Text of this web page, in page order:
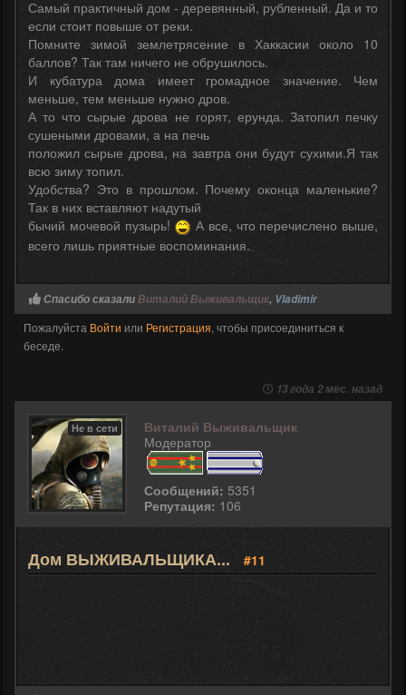
Самый практичный дом - деревянный, рубленный. Да и то
если стоит повыше от реки.
Помните зимой землетрясение в Хаккасии около 10
баллов? Так там ничего не обрушилось.
И кубатура дома имеет громадное значение. Чем
меньше, тем меньше нужно дров.
А то что сырые дрова не горят, ерунда. Затопил печку
сушеными дровами, а на печь
положил сырые дрова, на завтра они будут сухими.Я так
всю зиму топил.
Удобства? Это в прошлом. Почему оконца маленькие?
Так в них вставляют надутый
бычий мочевой пузырь!
А все, что перечислено выше,
всего лишь приятные воспоминания.
Спасибо сказалиВиталий Выживальщик, Vladimir
Пожалуйста Войти или Регистрация, чтобы присоединиться к
беседе.
13 года 2 мес. назад
Не в сети
Виталий Выживальщик
Модератор
Сообщений: 5351
Репутация: 106
Дом ВЫЖИВАЛЬЩИКА... #11